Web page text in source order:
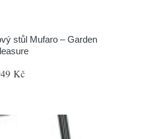
stůl Mufaro – Garden
Kč